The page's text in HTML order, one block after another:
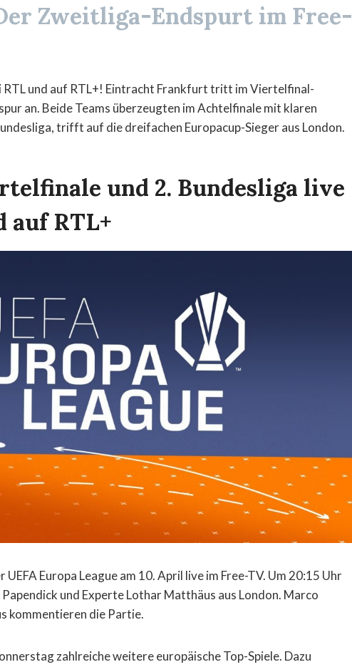
Zweitliga-Endspurt im Free-
RTL und auf RTL+! Eintracht Frankfurt tritt im Viertelfinal-
an. Beide Teams überzeugten im Achtelfinale mit klaren
trifft auf die dreifachen Europacup-Sieger aus London.
und 2. Bundesliga live
auf RTL+
Europa League am 10. April live im Free-TV. Um 20:15 Uhr
und Experte Lothar Matthäus aus London. Marco
kommentieren die Partie.
zahlreiche weitere europäische Top-Spiele. Dazu